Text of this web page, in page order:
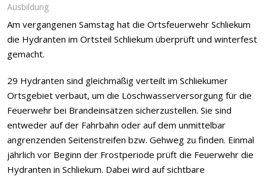
Ausbildung
Am vergangenen Samstag hat die Ortsfeuerwehr Schliekum
die Hydranten im Ortsteil Schliekum überprüft und winterfest
gemacht.
29 Hydranten sind gleichmäßig verteilt im Schliekumer
Ortsgebiet verbaut, um die Löschwasserversorgung für die
Feuerwehr bei Brandeinsätzen sicherzustellen. Sie sind
entweder auf der Fahrbahn oder auf dem unmittelbar
angrenzenden Seitenstreifen bzw. Gehweg zu finden. Einmal
jährlich vor Beginn der Frostperiode prüft die Feuerwehr die
Hydranten in Schliekum. Dabei wird auf sichtbare